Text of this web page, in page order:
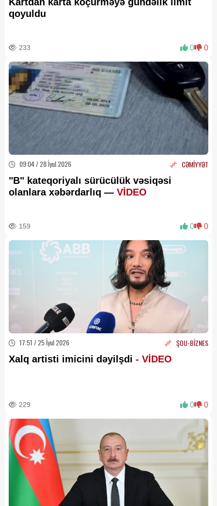
qoyuldu
233 0 0
09:04 / 28 İyul 2026 CƏMİYYƏT
"B" kateqoriyalı sürücülük vəsiqəsi
olanlara xəbərdarlıq — VİDEO
159 0 0
17:51 / 25 İyul 2026 ŞOU-BİZNES
Xalq artisti imicini dəyilşdi - VİDEO
229 0 0